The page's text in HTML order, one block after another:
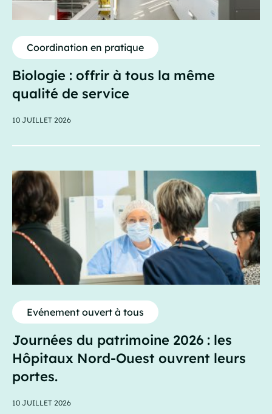
Coordination en pratique
Biologie : offrir à tous la même
qualité de service
10 JUILLET 2026
Evénement ouvert à tous
Journées du patrimoine 2026 : les
Hôpitaux Nord-Ouest ouvrent leurs
portes.
10 JUILLET 2026